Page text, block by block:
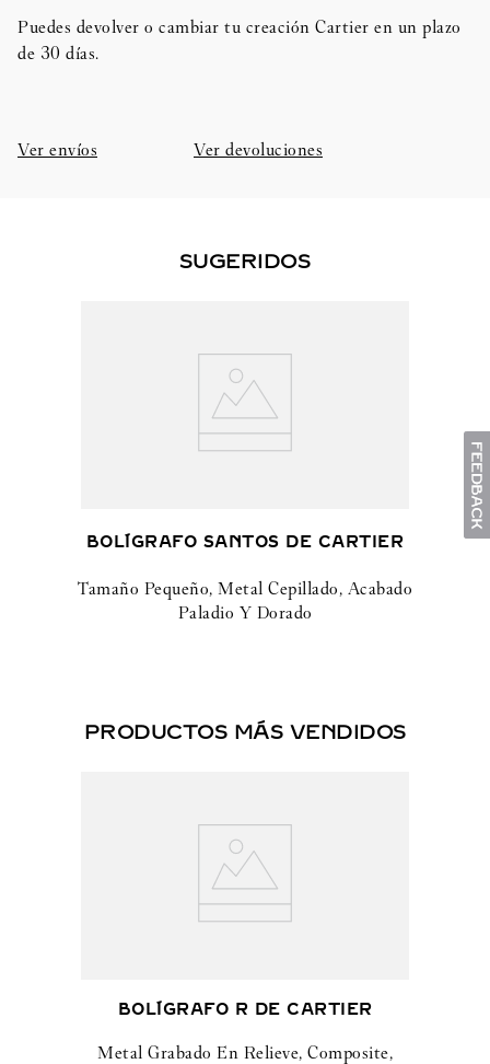
Puedes devolver o cambiar tu creación Cartier en un plazo
de 30 días.​
Ver envíos Ver devoluciones
SUGERIDOS
BOLÍGRAFO SANTOS DE CARTIER
Tamaño Pequeño, Metal Cepillado, Acabado
Paladio Y Dorado
PRODUCTOS MÁS VENDIDOS
BOLÍGRAFO R DE CARTIER
Metal Grabado En Relieve, Composite,